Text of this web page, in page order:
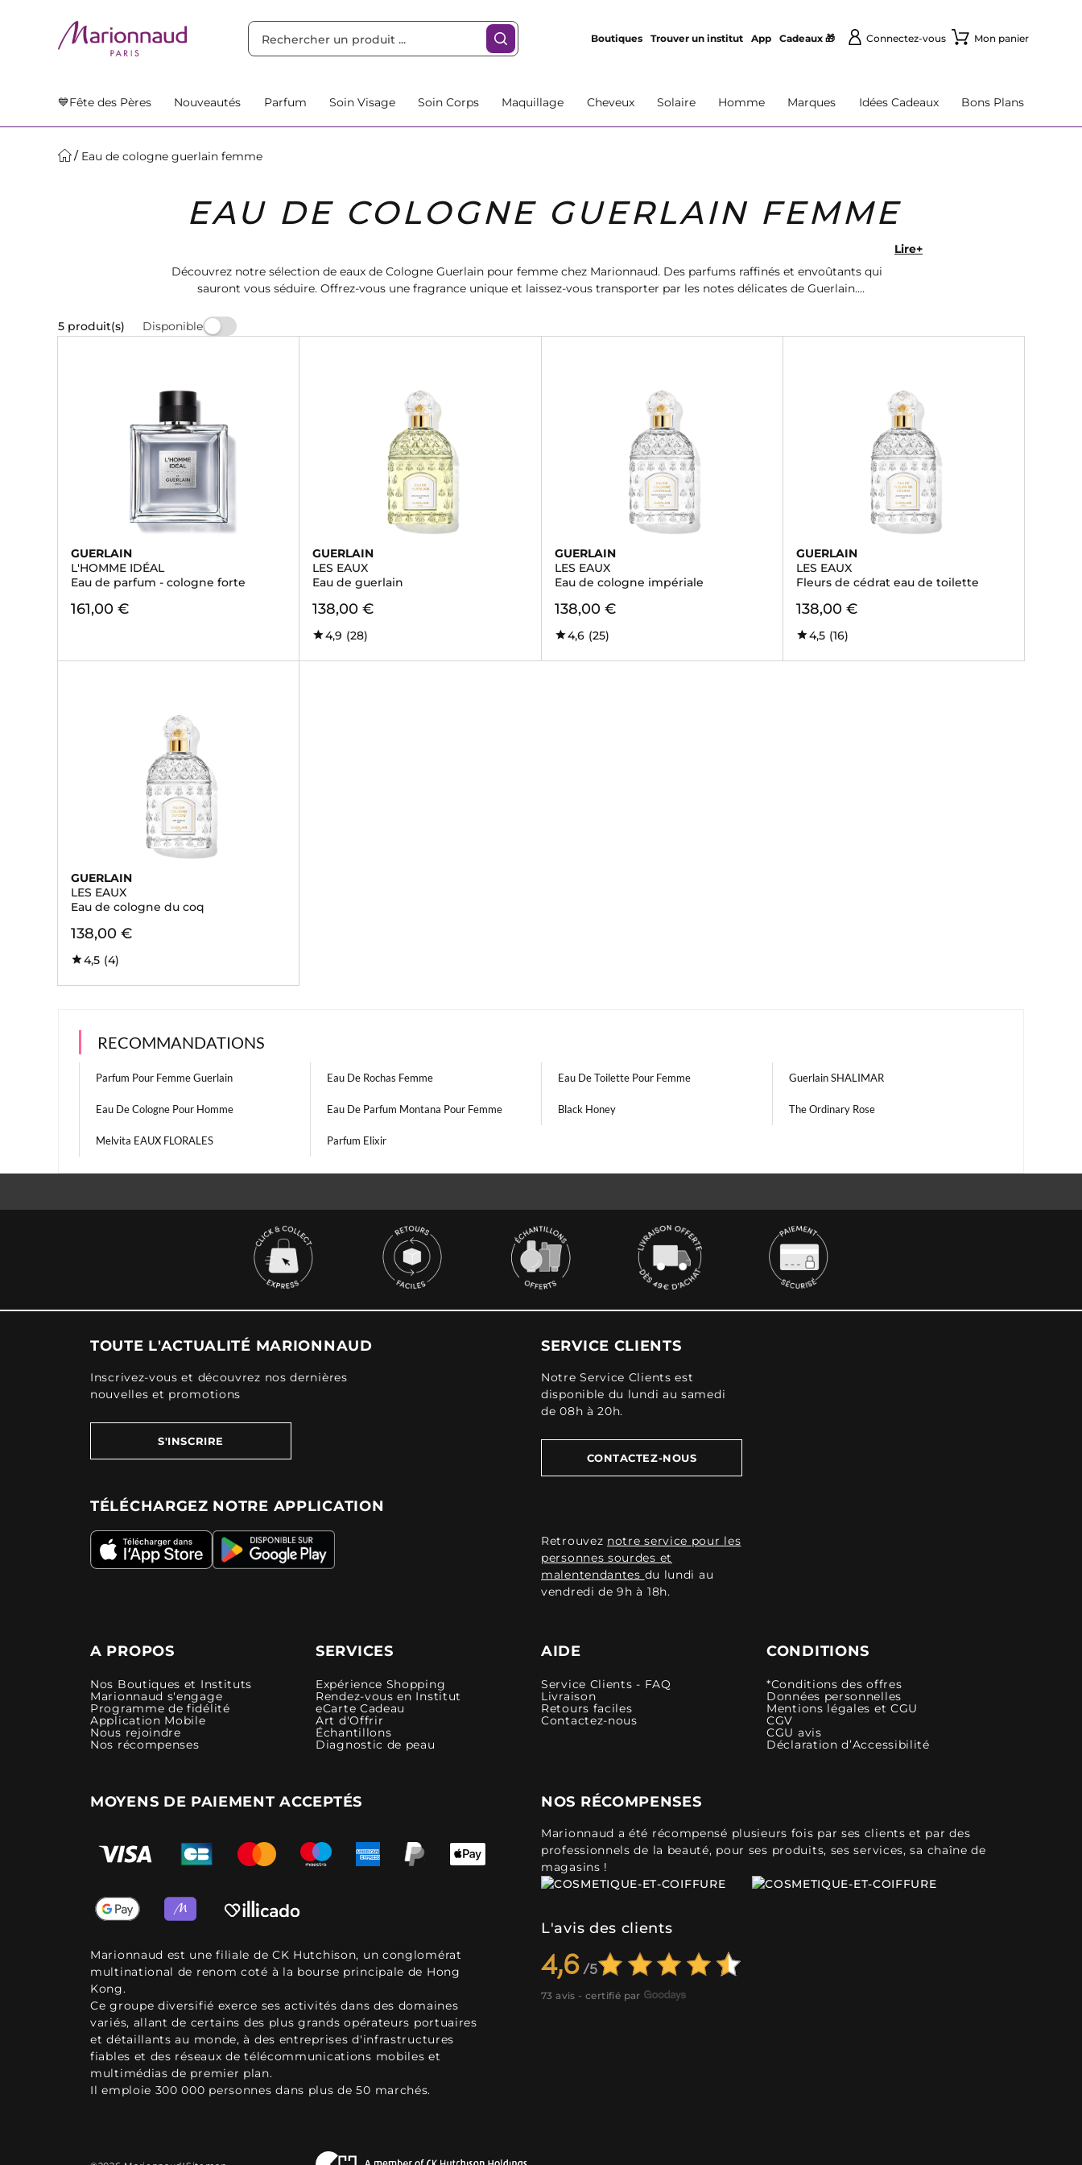
Boutiques Trouver un institut App Cadeaux 🎁 Connectez-vous Mon panier
💙Fête des Pères Nouveautés Parfum Soin Visage Soin Corps Maquillage Cheveux Solaire Homme Marques Idées Cadeaux Bons Plans
Eau de cologne guerlain femme
EAU DE COLOGNE GUERLAIN FEMME
Découvrez notre sélection de eaux de Cologne Guerlain pour femme chez Marionnaud. Des parfums raffinés et envoûtants qui
sauront vous séduire. Offrez-vous une fragrance unique et laissez-vous transporter par les notes délicates de Guerlain.
Lire+
5 produit(s) Disponible
GUERLAIN
L'HOMME IDÉAL
Eau de parfum - cologne forte
161,00 €
GUERLAIN
LES EAUX
Eau de guerlain
138,00 €
4,9 (28)
GUERLAIN
LES EAUX
Eau de cologne impériale
138,00 €
4,6 (25)
GUERLAIN
LES EAUX
Fleurs de cédrat eau de toilette
138,00 €
4,5 (16)
GUERLAIN
LES EAUX
Eau de cologne du coq
138,00 €
4,5 (4)
RECOMMANDATIONS
Parfum Pour Femme Guerlain Eau De Rochas Femme Eau De Toilette Pour Femme Guerlain SHALIMAR
Eau De Cologne Pour Homme Eau De Parfum Montana Pour Femme Black Honey The Ordinary Rose
Melvita EAUX FLORALES Parfum Elixir
TOUTE L'ACTUALITÉ MARIONNAUD
Inscrivez-vous et découvrez nos dernières
nouvelles et promotions
S'INSCRIRE
TÉLÉCHARGEZ NOTRE APPLICATION
SERVICE CLIENTS
Notre Service Clients est
disponible du lundi au samedi
de 08h à 20h.
CONTACTEZ-NOUS
Retrouvez notre service pour les
personnes sourdes et
malentendantes du lundi au
vendredi de 9h à 18h.
A PROPOS
Nos Boutiques et Instituts
Marionnaud s'engage
Programme de fidélité
Application Mobile
Nous rejoindre
Nos récompenses
SERVICES
Expérience Shopping
Rendez-vous en Institut
eCarte Cadeau
Art d'Offrir
Échantillons
Diagnostic de peau
AIDE
Service Clients - FAQ
Livraison
Retours faciles
Contactez-nous
CONDITIONS
*Conditions des offres
Données personnelles
Mentions légales et CGU
CGV
CGU avis
Déclaration d’Accessibilité
MOYENS DE PAIEMENT ACCEPTÉS
Marionnaud est une filiale de CK Hutchison, un conglomérat
multinational de renom coté à la bourse principale de Hong
Kong.
Ce groupe diversifié exerce ses activités dans des domaines
variés, allant de certains des plus grands opérateurs portuaires
et détaillants au monde, à des entreprises d'infrastructures
fiables et des réseaux de télécommunications mobiles et
multimédias de premier plan.
Il emploie 300 000 personnes dans plus de 50 marchés.
NOS RÉCOMPENSES
Marionnaud a été récompensé plusieurs fois par ses clients et par des
professionnels de la beauté, pour ses produits, ses services, sa chaîne de
magasins !
L'avis des clients
4,6
73 avis - certifié par